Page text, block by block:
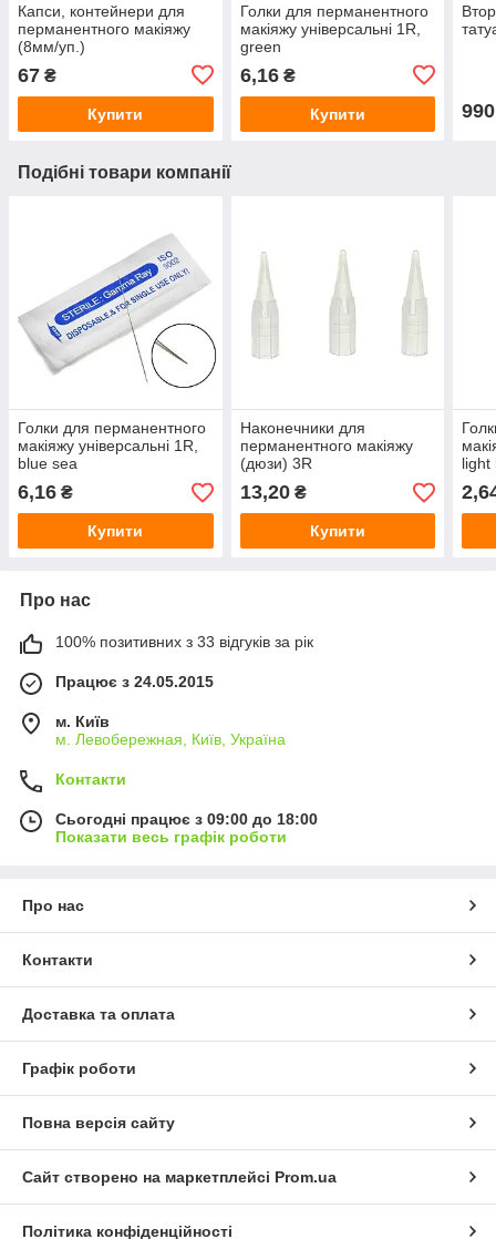
Капси, контейнери для
перманентного макіяжу
(8мм/уп.)
67 ₴
Купити
Голки для перманентного
макіяжу універсальні 1R,
green
6,16₴
Купити 990
Подібні товари компанії
Голки для перманентного
макіяжу універсальні 1R,
blue sea
6,16 ₴
Купити
Наконечники для
перманентного макіяжу
(дюзи) 3R
13,20₴
Купити
light
Про нас
100% позитивних з 33 відгуків за рік
Працює з 24.05.2015
м. Київ
м. Левобережная, Київ, Україна
Контакти
Сьогодні працює з 09:00 до 18:00
Показати весь графік роботи
Про нас
Контакти
Доставка та оплата
Графік роботи
Повна версія сайту
Сайт створено на маркетплейсі Prom.ua
Політика конфіденційності